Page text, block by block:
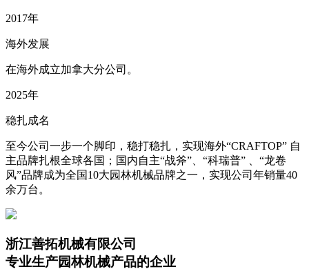
2017年
海外发展
在海外成立加拿大分公司。
2025年
稳扎成名
至今公司一步一个脚印，稳打稳扎，实现海外“CRAFTOP” 自
主品牌扎根全球各国；国内自主“战斧”、“科瑞普” 、“龙卷
风”品牌成为全国10大园林机械品牌之一，实现公司年销量40
余万台。
浙江善拓机械有限公司
专业生产园林机械产品的企业